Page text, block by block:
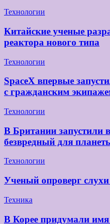
Технологии
Китайские ученые
реактора нового типа
Технологии
SpaceX впервые
с гражданским
Технологии
В Британии запустили
безвредный для
Технологии
Ученый опроверг
Техника
В Корее придумали